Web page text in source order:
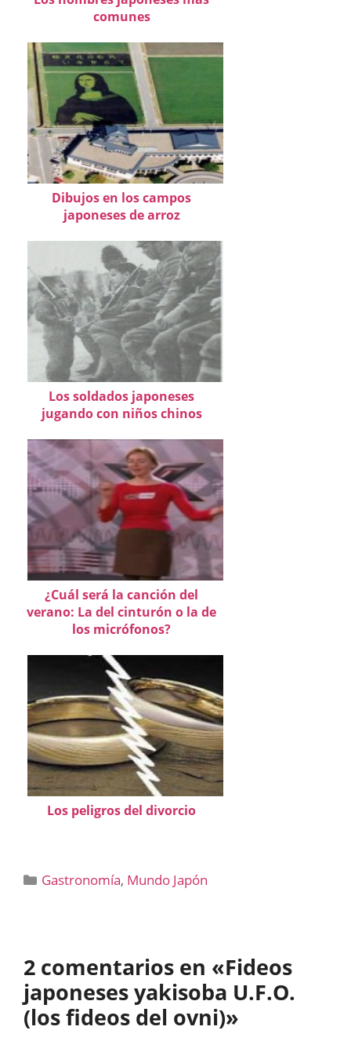
comunes
Dibujos en los campos
japoneses de arroz
Los soldados japoneses
jugando con niños chinos
¿Cuál será la canción del
verano: La del cinturón o la de
los micrófonos?
Los peligros del divorcio
Categorías
Gastronomía, Mundo Japón
2 comentarios en «Fideos
japoneses yakisoba U.F.O.
(los fideos del ovni)»